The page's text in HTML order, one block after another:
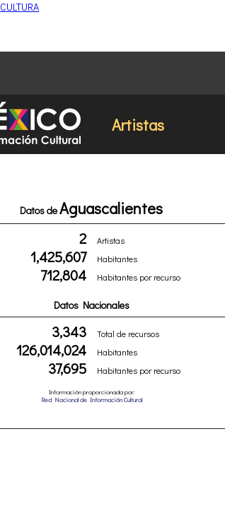
Artistas
CULTURA
Datos deAguascalientes
2 Artistas
1,425,607 Habitantes
712,804 Habitantes por recurso
Datos Nacionales
3,343 Total de recursos
126,014,024 Habitantes
37,695 Habitantes por recurso
Información proporcionada por:
Red Nacional de Información Cultural